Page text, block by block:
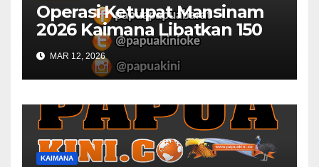
Operasi Ketupat Mansinam
2026 Kaimana Libatkan 150
Personil Gabungan
MAR 12, 2026
KAIMANA